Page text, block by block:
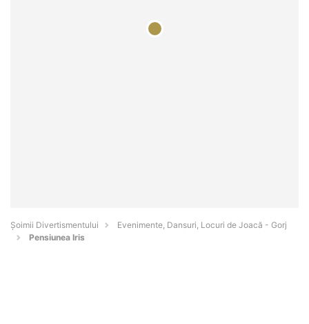
Şoimii Divertismentului
Evenimente, Dansuri, Locuri de Joacă - Gorj
Pensiunea Iris